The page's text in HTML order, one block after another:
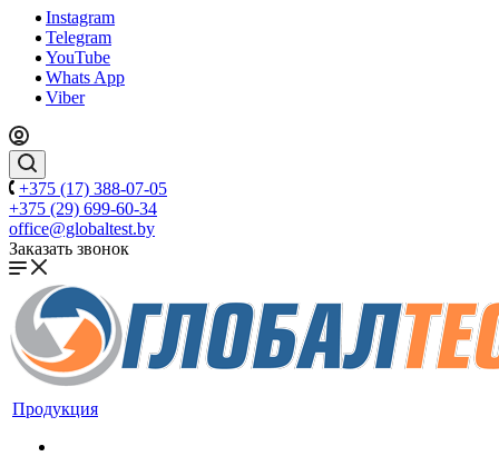
Instagram
Telegram
YouTube
Whats App
Viber
+375 (17) 388-07-05
+375 (29) 699-60-34
office@globaltest.by
Заказать звонок
Продукция